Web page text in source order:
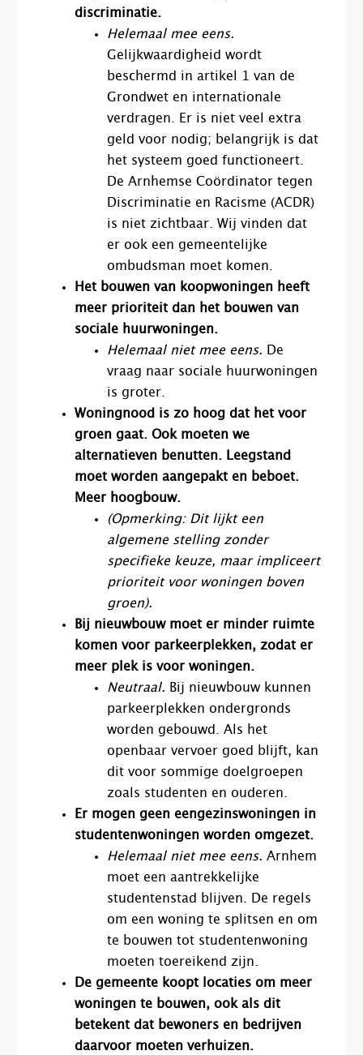
discriminatie.
Helemaal mee eens.
Gelijkwaardigheid wordt
beschermd in artikel 1 van de
Grondwet en internationale
verdragen. Er is niet veel extra
geld voor nodig; belangrijk is dat
het systeem goed functioneert.
De Arnhemse Coördinator tegen
Discriminatie en Racisme (ACDR)
is niet zichtbaar. Wij vinden dat
er ook een gemeentelijke
ombudsman moet komen.
Het bouwen van koopwoningen heeft
meer prioriteit dan het bouwen van
sociale huurwoningen.
Helemaal niet mee eens. De
vraag naar sociale huurwoningen
is groter.
Woningnood is zo hoog dat het voor
groen gaat. Ook moeten we
alternatieven benutten. Leegstand
moet worden aangepakt en beboet.
Meer hoogbouw.
(Opmerking: Dit lijkt een
algemene stelling zonder
specifieke keuze, maar impliceert
prioriteit voor woningen boven
groen).
Bij nieuwbouw moet er minder ruimte
komen voor parkeerplekken, zodat er
meer plek is voor woningen.
Neutraal. Bij nieuwbouw kunnen
parkeerplekken ondergronds
worden gebouwd. Als het
openbaar vervoer goed blijft, kan
dit voor sommige doelgroepen
zoals studenten en ouderen.
Er mogen geen eengezinswoningen in
studentenwoningen worden omgezet.
Helemaal niet mee eens. Arnhem
moet een aantrekkelijke
studentenstad blijven. De regels
om een woning te splitsen en om
te bouwen tot studentenwoning
moeten toereikend zijn.
De gemeente koopt locaties om meer
woningen te bouwen, ook als dit
betekent dat bewoners en bedrijven
daarvoor moeten verhuizen.